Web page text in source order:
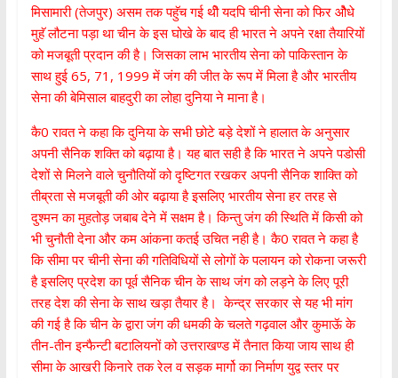
मिसामारी (तेजपुर) असम तक पहुॅच गई थीे यदपि चीनी सेना को फिर औेधे
मुहॅ लौटना पड़ा था चीन के इस घोखे के बाद ही भारत ने अपने रक्षा तैयारियों
को मजबूती प्रदान की है। जिसका लाभ भारतीय सेना को पाकिस्तान के
साथ हुई 65, 71, 1999 में जंग की जीत के रूप में मिला है और भारतीय
सेना की बेमिसाल बाहदुरी का लोहा दुनिया ने माना है।
कै0 रावत ने कहा कि दुनिया के सभी छोटे बड़े देशों ने हालात के अनुसार
अपनी सैनिक शक्ति को बढ़ाया है। यह बात सही है कि भारत ने अपने पडोसी
देशों से मिलने वाले चुनौतियों को दृष्टिगत रखकर अपनी सैनिक शाक्ति को
तीब्रता से मजबूती की ओर बढ़ाया है इसलिए भारतीय सेना हर तरह से
दुश्मन का मुहतोड़ जबाब देने में सक्षम है। किन्तु जंग की स्थिति में किसी को
भी चुनौती देना और कम आंकना कतई उचित नही है। कै0 रावत ने कहा है
कि सीमा पर चीनी सेना की गतिविधियों से लोगों के पलायन को रोकना जरूरी
है इसलिए प्रदेश का पूर्व सैनिक चीन के साथ जंग को लड़ने के लिए पूरी
तरह देश की सेना के साथ खड़ा तैयार है। केन्द्र सरकार से यह भी मांग
की गई है कि चीन के द्वारा जंग की धमकी के चलते गढ़वाल और कुमाऊॅ के
तीन-तीन इन्फैन्टी बटालियनों को उत्तराखण्ड में तैनात किया जाय साथ ही
सीमा के आखरी किनारे तक रेल व सड़क मार्गो का निर्माण युद्व स्तर पर